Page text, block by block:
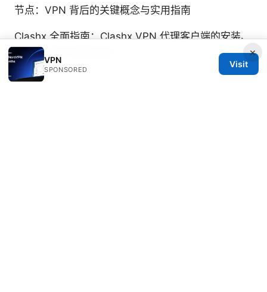
节点：VPN 背后的关键概念与实用指南
Clashx 全面指南：Clashx VPN 代理客户端的安装、
配置、优化与进阶技巧
×
VPN
SPONSORED
Visit